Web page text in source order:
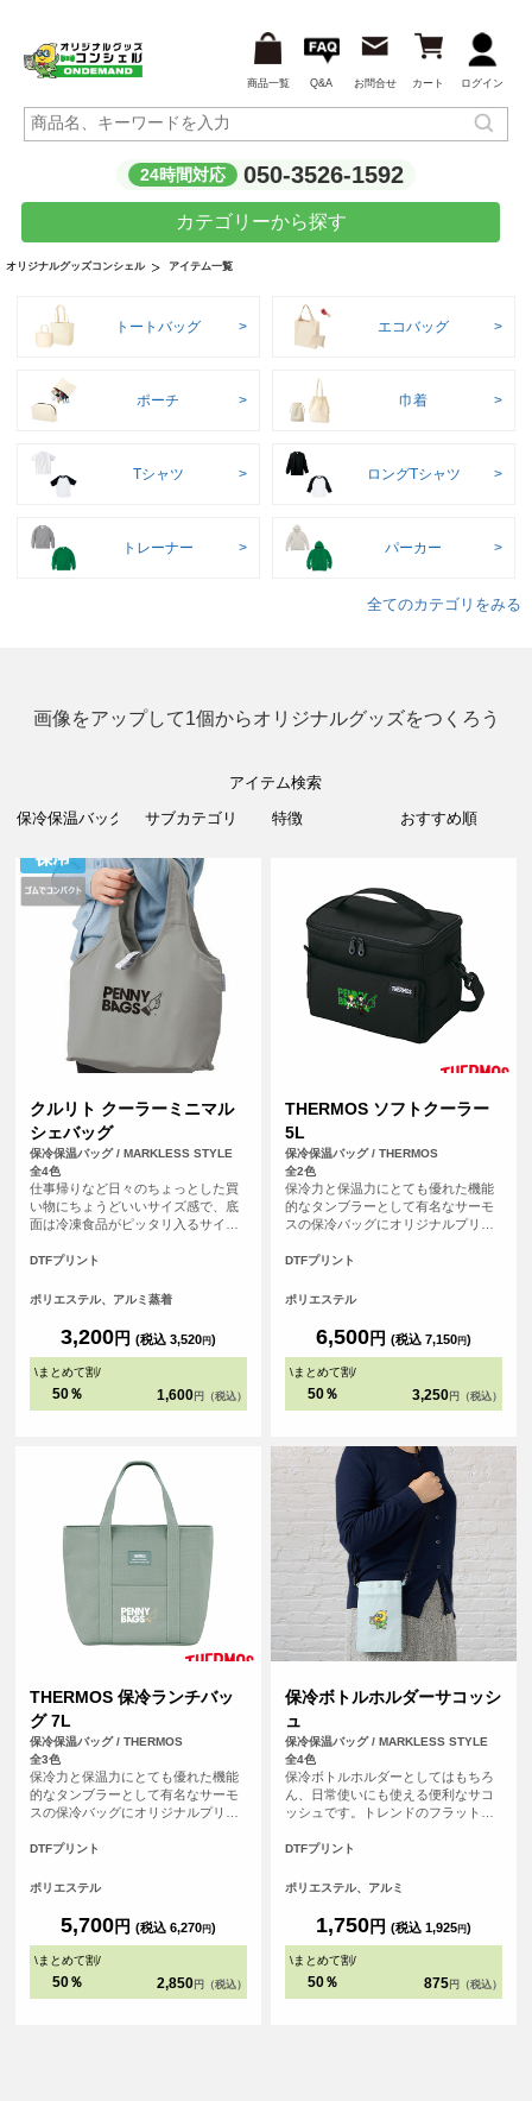
商品一覧 Q&A お問合せ カート ログイン
24時間対応 050-3526-1592
カテゴリーから探す
オリジナルグッズコンシェル アイテム一覧
トートバッグ エコバッグ
ポーチ 巾着
Tシャツ ロングTシャツ
トレーナー パーカー
全てのカテゴリをみる
画像をアップして1個からオリジナルグッズをつくろう
アイテム検索
クルリト クーラーミニマル
シェバッグ
保冷保温バッグ / MARKLESS STYLE
全4色
仕事帰りなど日々のちょっとした買
い物にちょうどいいサイズ感で、底
面は冷凍食品がピッタリ入るサイズ
大容量です。内側のアルミ蒸着が取
える仕様になっております。
DTFプリント
ポリエステル、アルミ蒸着
3,200円 (税込 3,520円)
\まとめて割/
50％ 1,600 円（税込）
THERMOS ソフトクーラー
5L
保冷保温バッグ / THERMOS
全2色
保冷力と保温力にとても優れた機能
的なタンブラーとして有名なサーモ
スの保冷バッグにオリジナルプリン
ラー（RFD-0051）は、バッグ上部に
できる取り外し可能なストラップが
合わせたアイソテック2の断熱構造の
高い保冷力が冷たさと鮮度キープし
てくれます。部活・学校のお弁当や
ぴったりの保冷バッグです。記念品
DTFプリント
ポリエステル
6,500円 (税込 7,150円)
\まとめて割/
50％ 3,250 円（税込）
THERMOS 保冷ランチバッ
グ 7L
保冷保温バッグ / THERMOS
全3色
保冷力と保温力にとても優れた機能
的なタンブラーとして有名なサーモ
スの保冷バッグにオリジナルプリン
バッグ7L（RFF-007）は、500mlの
で、マチが広めで幅の広いお弁当箱
ットできるメッシュポケットが付い
ています。大容量サイズで沢山持ち
運びできます。
DTFプリント
ポリエステル
5,700円 (税込 6,270円)
\まとめて割/
50％ 2,850 円（税込）
保冷ボトルホルダーサコッシ
ュ
保冷保温バッグ / MARKLESS STYLE
全4色
保冷ボトルホルダーとしてはもちろ
ん、日常使いにも使える便利なサコ
ッシュです。トレンドのフラット型
ろん、日常にもマッチするスタイリ
を入れるのにも便利なサイズ感で、
いただけます。またショルダーは取
り外し・長さ調整が可能なので、保
冷ポーチとして使用することもでき
DTFプリント
ポリエステル、アルミ
1,750円 (税込 1,925円)
\まとめて割/
50％ 875 円（税込）